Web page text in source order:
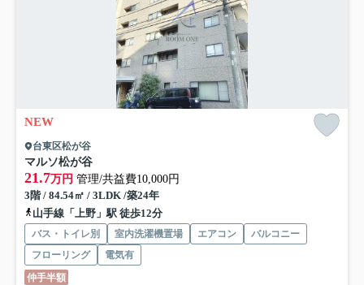
NEW
台東区松が谷
マルソ松が谷
21.7万円 管理/共益費10,000円
3階 / 84.54㎡ / 3LDK /築24年
山手線「上野」駅 徒歩12分
バス・トイレ別 室内洗濯機置場 エアコン
バルコニー
フローリング
電気有
仲手半額